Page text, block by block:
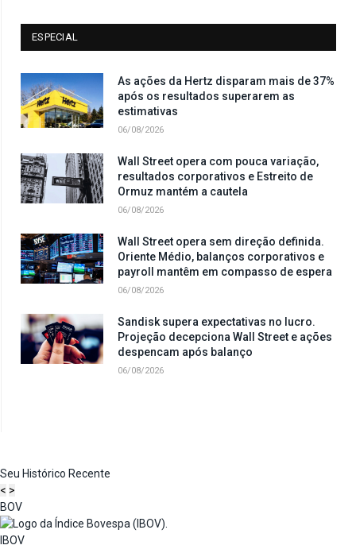
ESPECIAL
As ações da Hertz disparam mais de 37%
após os resultados superarem as
estimativas
06/08/2026
Wall Street opera com pouca variação,
resultados corporativos e Estreito de
Ormuz mantém a cautela
06/08/2026
Wall Street opera sem direção definida.
Oriente Médio, balanços corporativos e
payroll mantêm em compasso de espera
06/08/2026
Sandisk supera expectativas no lucro.
Projeção decepciona Wall Street e ações
despencam após balanço
06/08/2026
Seu Histórico Recente
< >
BOV
IBOV